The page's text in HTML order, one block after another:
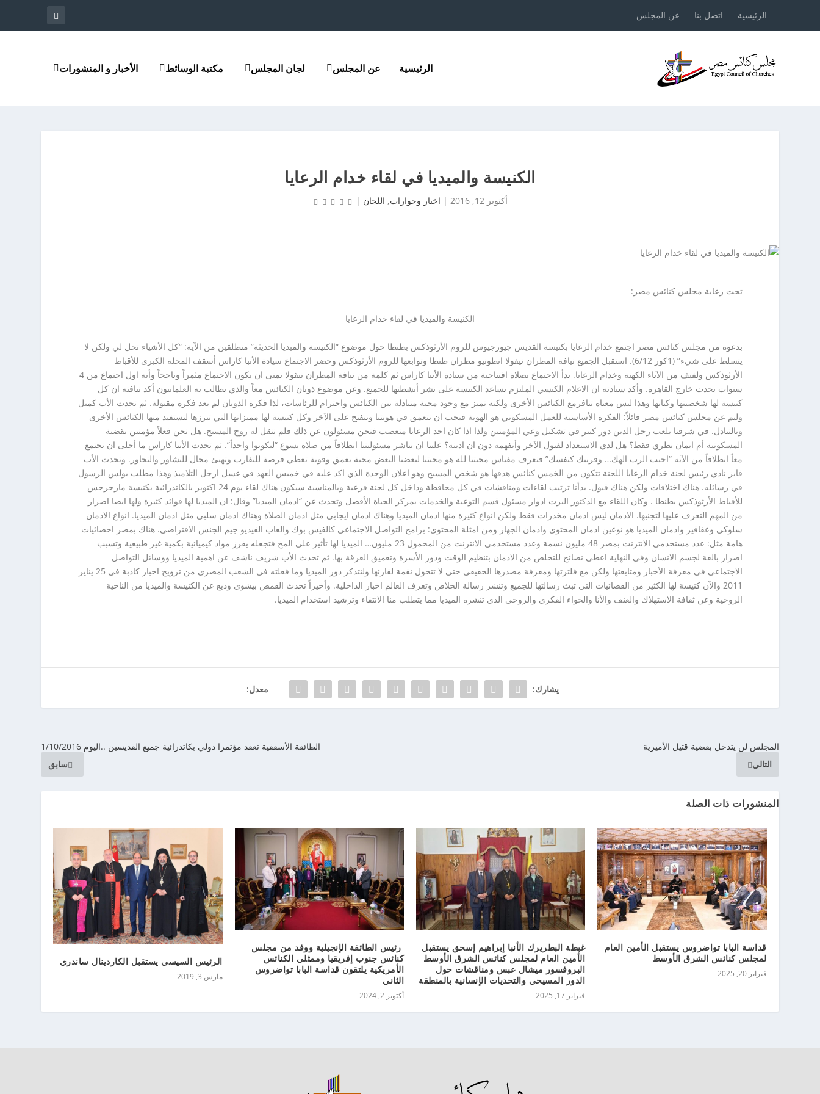
الرئيسية اتصل بنا عن المجلس
الرئيسية عن المجلس لجان المجلس مكتبة الوسائط الأخبار و المنشورات
الكنيسة والميديا في لقاء خدام الرعايا
أكتوبر 12, 2016 | اخبار وحوارات, اللجان |
تحت رعاية مجلس كنائس مصر:
الكنيسة والميديا في لقاء خدام الرعايا
بدعوة من مجلس كنائس مصر اجتمع خدام الرعايا بكنيسة القديس جيورجيوس للروم الأرثوذكس بطنطا حول موضوع “الكنيسة والميديا الحديثة” منطلقين من الآية: “كل الأشياء تحل لي ولكن لا
يتسلط على شيء” (1كور 6/12). استقبل الجميع نيافة المطران نيقولا انطونيو مطران طنطا وتوابعها للروم الأرثوذكس وحضر الاجتماع سيادة الأنبا كاراس أسقف المحلة الكبرى للأقباط
الأرثوذكس ولفيف من الآباء الكهنة وخدام الرعايا. بدأ الاجتماع بصلاة افتتاحية من سيادة الأنبا كاراس ثم كلمة من نيافة المطران نيقولا تمنى ان يكون الاجتماع مثمراً وناجحاً وأنه اول اجتماع من 4
سنوات يحدث خارج القاهرة. وأكد سيادته ان الاعلام الكنسي الملتزم يساعد الكنيسة على نشر أنشطتها للجميع. وعن موضوع ذوبان الكنائس معاً والذي يطالب به العلمانيون أكد نيافته ان كل
كنيسة لها شخصيتها وكيانها وهذا ليس معناه تنافرمع الكنائس الأخرى ولكنه تميز مع وجود محبة متبادلة بين الكنائس واحترام للرئاسات، لذا فكرة الذوبان لم يعد فكرة مقبولة. ثم تحدث الأب كميل
وليم عن مجلس كنائس مصر قائلاً: الفكرة الأساسية للعمل المسكوني هو الهوية فيجب ان نتعمق في هويتنا وننفتح على الآخر وكل كنيسة لها مميزاتها التي تبرزها لتستفيد منها الكنائس الأخرى
وبالتبادل. في شرقنا يلعب رجل الدين دور كبير في تشكيل وعي المؤمنين ولذا اذا كان احد الرعايا متعصب فنحن مسئولون عن ذلك فلم ننقل له روح المسيح. هل نحن فعلاً مؤمنين بقضية
المسكونية أم ايمان نظري فقط؟ هل لدي الاستعداد لقبول الآخر وأتفهمه دون ان ادينه؟ علينا ان نباشر مسئوليتنا انطلاقاً من صلاة يسوع “ليكونوا واحداً”. ثم تحدث الأنبا كاراس ما أحلى ان نجتمع
معاً انطلاقاً من الآيه “احبب الرب الهك… وقريبك كنفسك” فنعرف مقياس محبتنا لله هو محبتنا لبعضنا البعض محبة بعمق وقوية تعطي فرصة للتقارب وتهيئ مجال للتشاور والتحاور. وتحدث الأب
فايز نادي رئيس لجنة خدام الرعايا اللجنة تتكون من الخمس كنائس هدفها هو شخص المسيح وهو اعلان الوحدة الذي اكد عليه في خميس العهد في غسل ارجل التلاميذ وهذا مطلب بولس الرسول
في رسائله. هناك اختلافات ولكن هناك قبول. بدأنا ترتيب لقاءات ومناقشات في كل محافظة وداخل كل لجنة فرعية وبالمناسبة سيكون هناك لقاء يوم 24 اكتوبر بالكاتدرائية بكنيسة مارجرجس
للأقباط الأرثوذكس بطنطا . وكان اللقاء مع الدكتور البرت ادوار مسئول قسم التوعية والخدمات بمركز الحياة الأفضل وتحدث عن “ادمان الميديا” وقال: ان الميديا لها فوائد كثيرة ولها ايضا اضرار
من المهم التعرف عليها لتجنبها. الادمان ليس ادمان مخدرات فقط ولكن انواع كثيرة منها ادمان الميديا وهناك ادمان ايجابي مثل ادمان الصلاة وهناك ادمان سلبي مثل ادمان الميديا. انواع الادمان
سلوكي وعقاقير وادمان الميديا هو نوعين ادمان المحتوى وادمان الجهاز ومن امثلة المحتوى: برامج التواصل الاجتماعي كالفيس بوك والعاب الفيديو جيم الجنس الافتراضي. هناك بمصر احصائيات
هامة مثل: عدد مستخدمي الانترنت بمصر 48 مليون نسمة وعدد مستخدمي الانترنت من المحمول 23 مليون… الميديا لها تأثير على المخ فتجعله يفرز مواد كيميائية بكمية غير طبيعية وتسبب
اضرار بالغة لجسم الانسان وفي النهاية اعطى نصائح للتخلص من الادمان بتنظيم الوقت ودور الأسرة وتعميق العرقة بها. ثم تحدث الأب شريف ناشف عن اهمية الميديا ووسائل التواصل
الاجتماعي في معرفة الأخبار ومتابعتها ولكن مع فلترتها ومعرفة مصدرها الحقيقي حتى لا تتحول نقمة لقارئها ولنتذكر دور الميديا وما فعلته في الشعب المصري من ترويج اخبار كاذبة في 25 يناير
2011 والآن كنيسة لها الكثير من الفضائيات التي تبث رسالتها للجميع وتنشر رسالة الخلاص وتعرف العالم اخبار الداخلية. وأخيراً تحدث القمص بيشوي وديع عن الكنيسة والميديا من الناحية
الروحية وعن ثقافة الاستهلاك والعنف والأنا والخواء الفكري والروحي الذي تنشره الميديا مما يتطلب منا الانتقاء وترشيد استخدام الميديا.
يشارك: معدل:
الطائفة الأسقفية تعقد مؤتمرا دولي بكاتدرائية جميع القديسين ..اليوم 1/10/2016
سابق
المجلس لن يتدخل بقضية قتيل الأميرية
التالي
المنشورات ذات الصلة
قداسة البابا تواضروس يستقبل الأمين العام
لمجلس كنائس الشرق الأوسط
فبراير 20, 2025
غبطة البطريرك الأنبا إبراهيم إسحق يستقبل
الأمين العام لمجلس كنائس الشرق الأوسط
البروفسور ميشال عبس ومناقشات حول
الدور المسيحي والتحديات الإنسانية بالمنطقة
فبراير 17, 2025
رئيس الطائفة الإنجيلية ووفد من مجلس
كنائس جنوب إفريقيا وممثلي الكنائس
الأمريكية يلتقون قداسة البابا تواضروس
الثاني
أكتوبر 2, 2024
الرئيس السيسي يستقبل الكاردينال ساندري
مارس 3, 2019